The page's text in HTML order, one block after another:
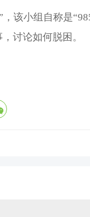
该小组自称是
讨论如何脱困。